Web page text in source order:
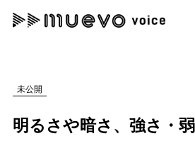
記事を検索する
"読者の声を形にする”音楽特
未公開
明るさや暗さ、強さ・